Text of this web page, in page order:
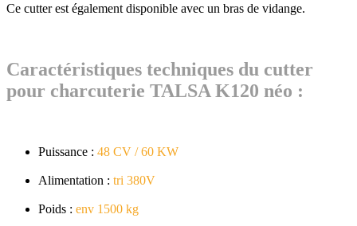
Ce cutter est également disponible avec un bras de vidange.
Caractéristiques techniques du cutter
pour charcuterie TALSA K120 néo :
Puissance : 48 CV / 60 KW
Alimentation : tri 380V
Poids : env 1500 kg